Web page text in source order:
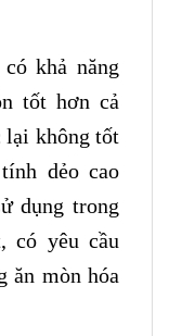
khả năng
tốt hơn cả
lại không tốt
dẻo cao
dụng trong
có yêu cầu
ăn mòn hóa